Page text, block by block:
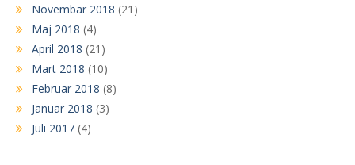
Novembar 2018 (21)
Maj 2018 (4)
April 2018 (21)
Mart 2018 (10)
Februar 2018 (8)
Januar 2018 (3)
Juli 2017 (4)